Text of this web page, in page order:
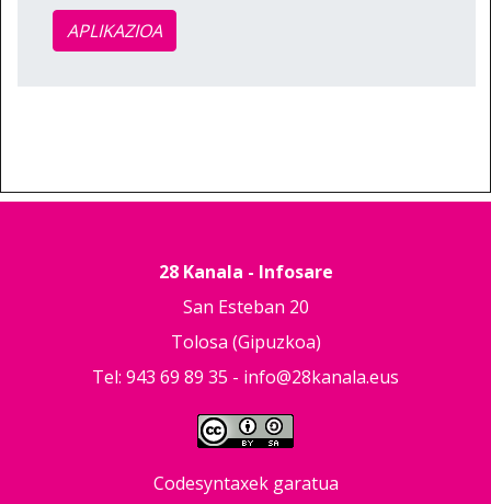
APLIKAZIOA
28 Kanala - Infosare
San Esteban 20
Tolosa (Gipuzkoa)
Tel: 943 69 89 35 - info@28kanala.eus
Codesyntaxek garatua